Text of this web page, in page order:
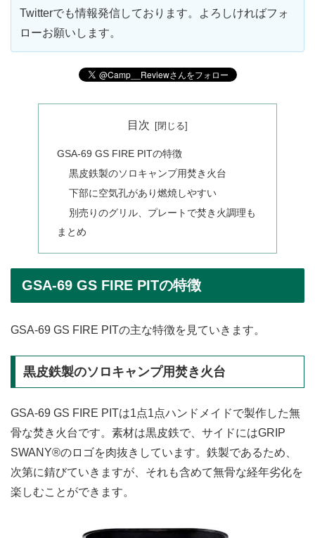
Twitterでも情報発信しております。よろしければフォ
ローお願いします。
目次
GSA-69 GS FIRE PITの特徴
黒皮鉄製のソロキャンプ用焚き火台
下部に空気孔があり燃焼しやすい
別売りのグリル、プレートで焚き火調理も
まとめ
GSA-69 GS FIRE PITの特徴
GSA-69 GS FIRE PITの主な特徴を見ていきます。
黒皮鉄製のソロキャンプ用焚き火台
GSA-69 GS FIRE PITは1点1点ハンドメイドで製作した無
骨な焚き火台です。素材は黒皮鉄で、サイドにはGRIP
SWANY®のロゴを肉抜きしています。鉄製であるため、
次第に錆びていきますが、それも含めて無骨な経年劣化を
楽しむことができます。